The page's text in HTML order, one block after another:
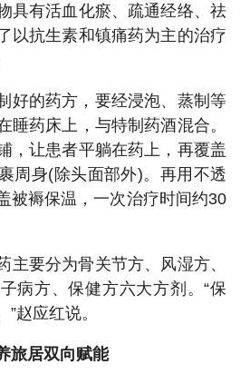
具有活血化瘀、疏通经络、祛
以抗生素和镇痛药为主的治疗
好的药方，要经浸泡、蒸制等
睡药床上，与特制药酒混合。
，让患者平躺在药上，再覆盖
周身(除头面部外)。再用不透
被褥保温，一次治疗时间约30
主要分为骨关节方、风湿方、
病方、保健方六大方剂。“保
赵应红说。
旅居双向赋能